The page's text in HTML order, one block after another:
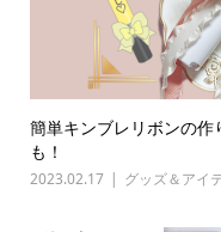
簡単キンブレリボンの
も！
2023.02.17 グッズ＆アイ